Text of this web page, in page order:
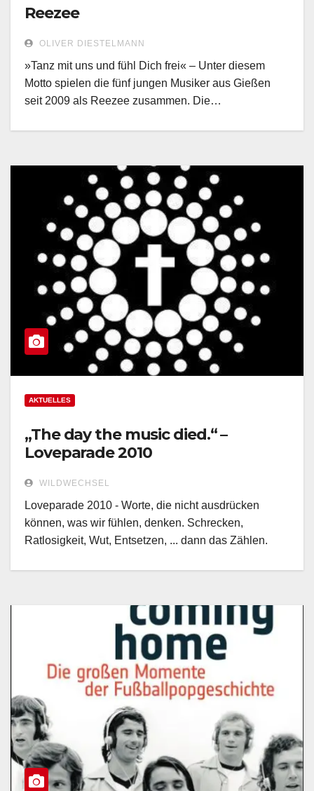
Reezee
OLIVER DIESTELMANN
»Tanz mit uns und fühl Dich frei« – Unter diesem
Motto spielen die fünf jungen Musiker aus Gießen
seit 2009 als Reezee zusammen. Die…
AKTUELLES
„The day the music died.“ –
Loveparade 2010
WILDWECHSEL
Loveparade 2010 - Worte, die nicht ausdrücken
können, was wir fühlen, denken. Schrecken,
Ratlosigkeit, Wut, Entsetzen, ... dann das Zählen.